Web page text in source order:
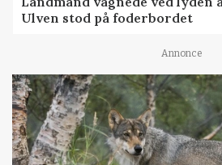
Ulven stod på foderbordet
Annonce